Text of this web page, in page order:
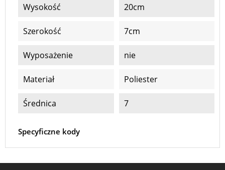
Wysokość 20cm
Szerokość 7cm
Wyposażenie nie
Materiał Poliester
Średnica 7
Specyficzne kody